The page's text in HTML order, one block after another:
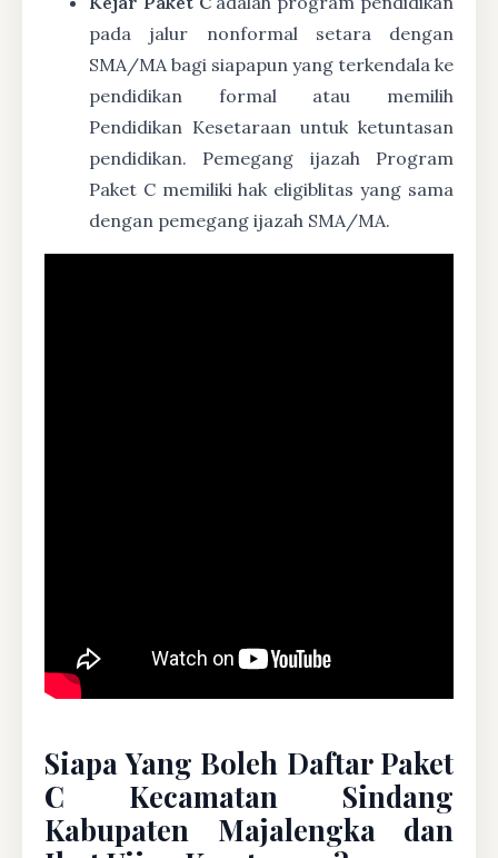
pada jalur nonformal setara dengan
SMA/MA bagi siapapun yang terkendala ke
pendidikan formal atau memilih
Pendidikan Kesetaraan untuk ketuntasan
pendidikan. Pemegang ijazah Program
Paket C memiliki hak eligiblitas yang sama
dengan pemegang ijazah SMA/MA.
Siapa Yang Boleh Daftar Paket
C Kecamatan Sindang
Kabupaten Majalengka dan